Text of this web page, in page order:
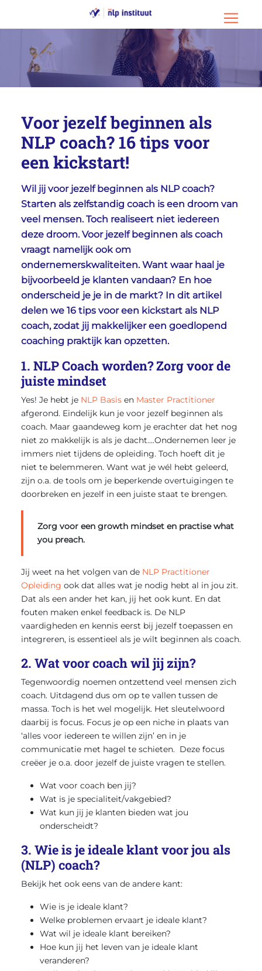
Menu
Voor jezelf beginnen als
NLP coach? 16 tips voor
een kickstart!
Wil jij voor jezelf beginnen als NLP coach?
Starten als zelfstandig coach is een droom van
veel mensen. Toch realiseert niet iedereen
deze droom. Voor jezelf beginnen als coach
vraagt namelijk ook om
ondernemerskwaliteiten. Want waar haal je
bijvoorbeeld je klanten vandaan? En hoe
onderscheid je je in de markt? In dit artikel
delen we 16 tips voor een kickstart als NLP
coach, zodat jij makkelijker een goedlopend
coaching praktijk kan opzetten.
1. NLP Coach worden? Zorg voor de
juiste mindset
Yes! Je hebt je NLP Basis en Master Practitioner
afgerond. Eindelijk kun je voor jezelf beginnen als
coach. Maar gaandeweg kom je erachter dat het nog
niet zo makkelijk is als je dacht….Ondernemen leer je
immers niet tijdens de opleiding. Toch hoeft dit je
niet te belemmeren. Want wat je wél hebt geleerd,
zijn o.a. de tools om je beperkende overtuigingen te
doorbreken en jezelf in een juiste staat te brengen.
Zorg voor een growth mindset en practise what
you preach.
Jij weet na het volgen van de NLP Practitioner
Opleiding ook dat alles wat je nodig hebt al in jou zit.
Dat als een ander het kan, jij het ook kunt. En dat
fouten maken enkel feedback is. De NLP
vaardigheden en kennis eerst bij jezelf toepassen en
integreren, is essentieel als je wilt beginnen als coach.
2. Wat voor coach wil jij zijn?
Tegenwoordig noemen ontzettend veel mensen zich
coach. Uitdagend dus om op te vallen tussen de
massa. Toch is het wel mogelijk. Het sleutelwoord
daarbij is focus. Focus je op een niche in plaats van
‘alles voor iedereen te willen zijn’ en in je
communicatie met hagel te schieten. Deze focus
creëer je o.a. door jezelf de juiste vragen te stellen.
Wat voor coach ben jij?
Wat is je specialiteit/vakgebied?
Wat kun jij je klanten bieden wat jou
onderscheidt?
3. Wie is je ideale klant voor jou als
(NLP) coach?
Bekijk het ook eens van de andere kant:
Wie is je ideale klant?
Welke problemen ervaart je ideale klant?
Wat wil je ideale klant bereiken?
Hoe kun jij het leven van je ideale klant
veranderen?